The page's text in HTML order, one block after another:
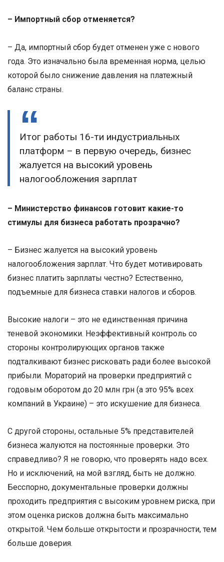
– Импортный сбор отменяется?
– Да, импортный сбор будет отменен уже с нового
года. Это изначально была временная норма, целью
которой было снижение давления на платежный
баланс страны.
Итог работы 16-ти индустриальных
платформ – в первую очередь, бизнес
жалуется на высокий уровень
налогообложения зарплат
– Министерство финансов готовит какие-то
стимулы для бизнеса работать прозрачно?
– Бизнес жалуется на высокий уровень
налогообложения зарплат. Что будет мотивировать
бизнес платить зарплаты честно? Естественно,
подъемные для бизнеса ставки налогов и сборов.
Высокие налоги – это не единственная причина
теневой экономики. Неэффективный контроль со
стороны контролирующих органов также
подталкивают бизнес рисковать ради более высокой
прибыли. Мораторий на проверки предприятий с
годовым оборотом до 20 млн грн (а это 95% всех
компаний в Украине) – это искушение для бизнеса.
С другой стороны, остальные 5% представителей
бизнеса жалуются на постоянные проверки. Это
справедливо? Я не говорю, что проверять надо всех.
Но и исключений, на мой взгляд, быть не должно.
Бесспорно, документальные проверки должны
проходить предприятия с высоким уровнем риска, при
этом оценка рисков должна быть максимально
открытой. Чем больше открытости и прозрачности, тем
больше доверия.